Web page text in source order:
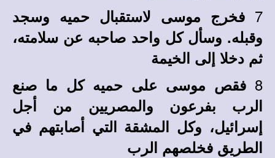
7 فخرج موسى لاستقبال حميه وسجد
وقبله. وسأل كل واحد صاحبه عن سلامته،
ثم دخلا إلى الخيمة
8 فقص موسى على حميه كل ما صنع
الرب بفرعون والمصريين من أجل
إسرائيل، وكل المشقة التي أصابتهم في
الطريق فخلصهم الرب